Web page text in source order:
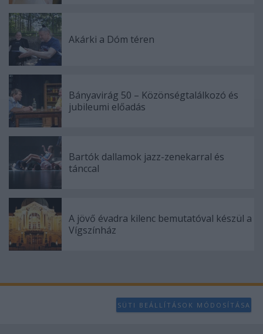
Akárki a Dóm téren
Bányavirág 50 – Közönségtalálkozó és
jubileumi előadás
Bartók dallamok jazz-zenekarral és
tánccal
A jövő évadra kilenc bemutatóval készül a
Vígszínház
SÜTI BEÁLLÍTÁSOK MÓDOSÍTÁSA